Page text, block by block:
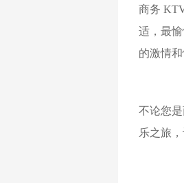
商务
适，最
的激情和
不论您
乐之旅